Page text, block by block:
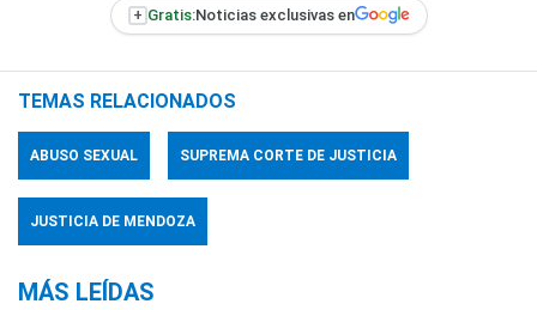
+ Gratis:Noticias exclusivas en
TEMAS RELACIONADOS
ABUSO SEXUAL SUPREMA CORTE DE JUSTICIA
JUSTICIA DE MENDOZA
MÁS LEÍDAS